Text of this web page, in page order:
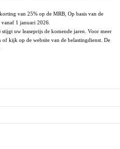
van 25% op de MRB, Op basis van de
1 januari 2026.
uw leaseprijs de komende jaren. Voor meer
kijk op de website van de belastingdienst. De